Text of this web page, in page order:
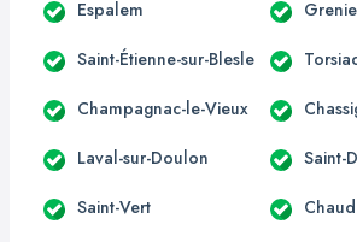
Espalem
Saint-Étienne-sur-Blesle
Champagnac-le-Vieux
Laval-sur-Doulon Saint-
Saint-Vert